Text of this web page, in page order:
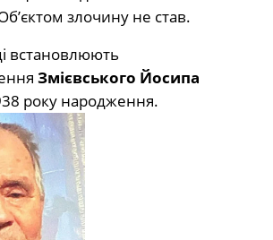
злочину не став.
встановлюють
Змієвського Йосипа
року народження.